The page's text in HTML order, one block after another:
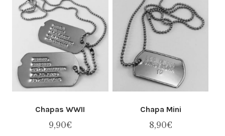
Chapas WWII
9,90€
Chapa Mini
8,90€